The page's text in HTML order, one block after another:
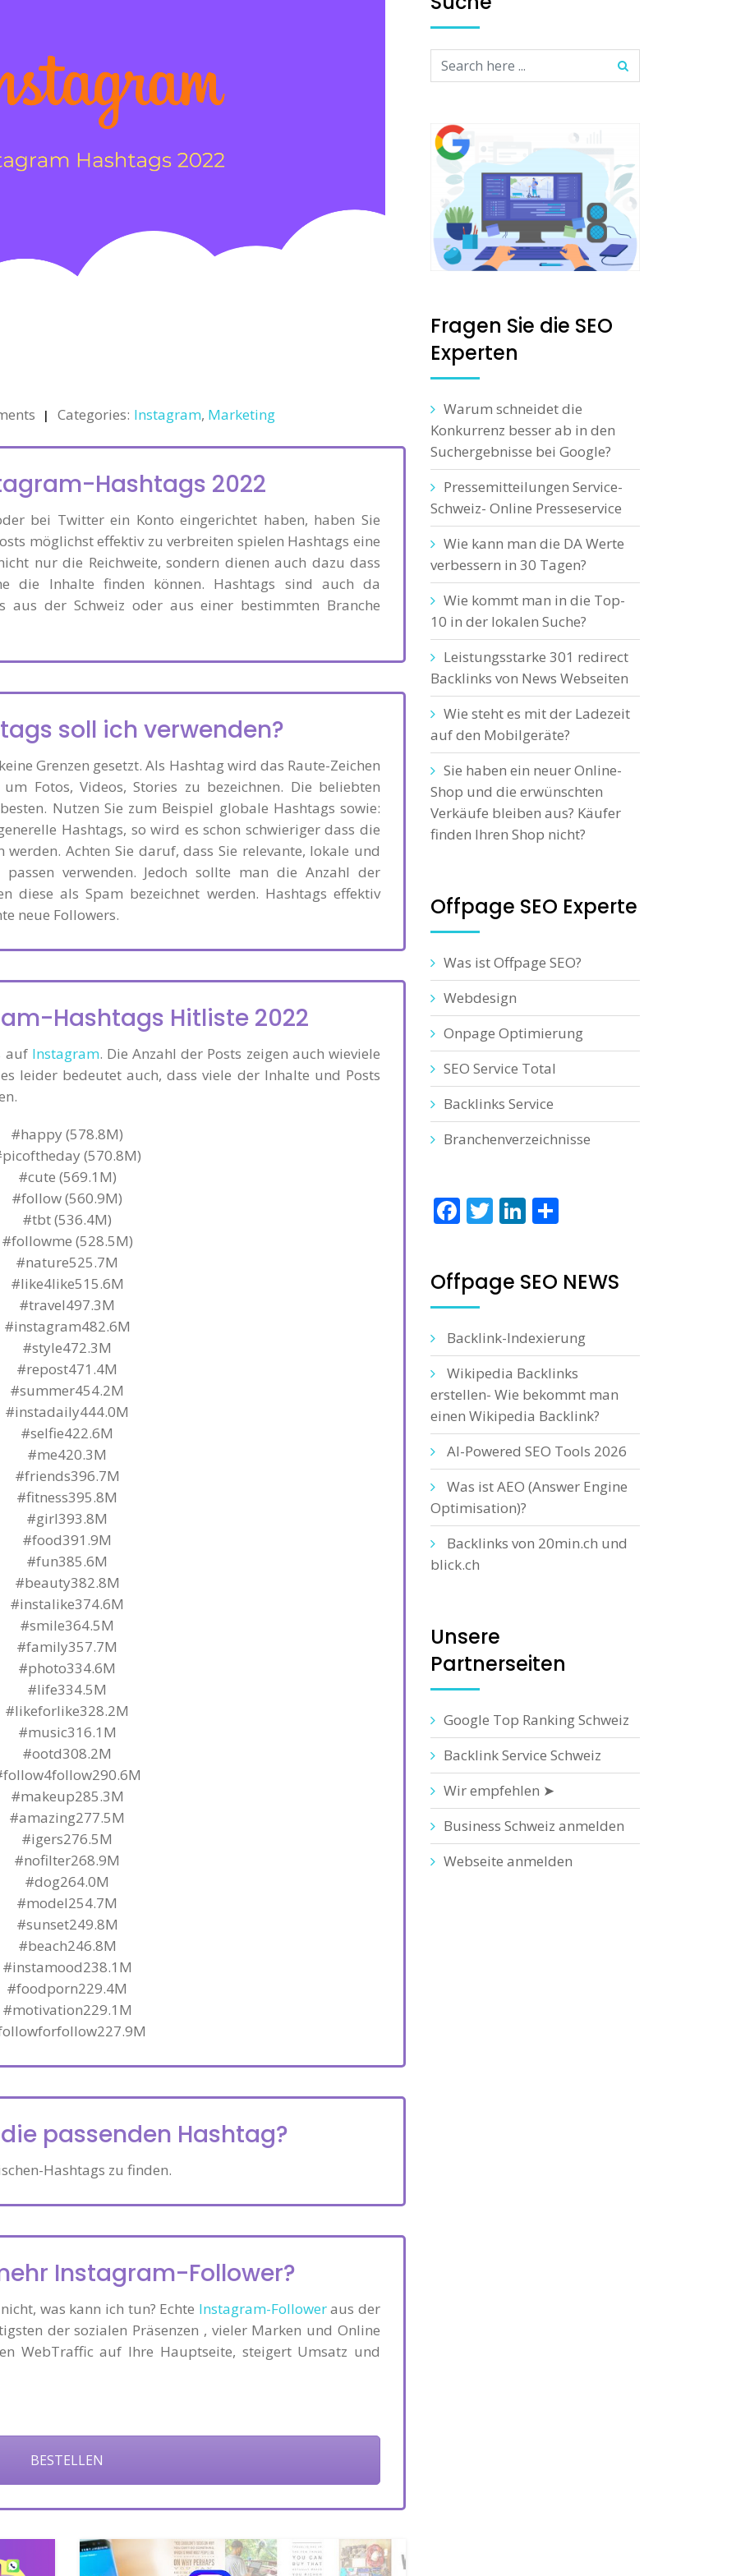
Categories: Instagram, Marketing
Hashtags 2022
bei Twitter ein Konto eingerichtet haben, haben Sie
möglichst effektiv zu verbreiten spielen Hashtags eine
nur die Reichweite, sondern dienen auch dazu dass
die Inhalte finden können. Hashtags sind auch da
aus der Schweiz oder aus einer bestimmten Branche
soll ich verwenden?
Grenzen gesetzt. Als Hashtag wird das Raute-Zeichen
Fotos, Videos, Stories zu bezeichnen. Die beliebten
Nutzen Sie zum Beispiel globale Hashtags sowie:
Hashtags, so wird es schon schwieriger dass die
Achten Sie daruf, dass Sie relevante, lokale und
verwenden. Jedoch sollte man die Anzahl der
diese als Spam bezeichnet werden. Hashtags effektiv
neue Followers.
Hashtags Hitliste 2022
auf Instagram. Die Anzahl der Posts zeigen auch wieviele
leider bedeutet auch, dass viele der Inhalte und Posts
#happy (578.8M)
(570.8M)
#cute (569.1M)
#follow (560.9M)
#tbt (536.4M)
#followme (528.5M)
#nature525.7M
#like4like515.6M
#travel497.3M
#instagram482.6M
#style472.3M
#repost471.4M
#summer454.2M
#instadaily444.0M
#selfie422.6M
#me420.3M
#friends396.7M
#fitness395.8M
#girl393.8M
#food391.9M
#fun385.6M
#beauty382.8M
#instalike374.6M
#smile364.5M
#family357.7M
#photo334.6M
#life334.5M
#likeforlike328.2M
#music316.1M
#ootd308.2M
#makeup285.3M
#amazing277.5M
#igers276.5M
#nofilter268.9M
#dog264.0M
#model254.7M
#sunset249.8M
#beach246.8M
#instamood238.1M
#foodporn229.4M
#motivation229.1M
passenden Hashtag?
Hashtags zu finden.
Instagram-Follower?
was kann ich tun? Echte Instagram-Followeraus der
der sozialen Präsenzen , vieler Marken und Online
WebTraffic auf Ihre Hauptseite, steigert Umsatz und
BESTELLEN
Fragen Sie die SEO
Experten
Warum schneidet die
Konkurrenz besser ab in den
Suchergebnisse bei Google?
Pressemitteilungen Service-
Schweiz- Online Presseservice
Wie kann man die DA Werte
verbessern in 30 Tagen?
Wie kommt man in die Top-
10 in der lokalen Suche?
Leistungsstarke 301 redirect
Backlinks von News Webseiten
Wie steht es mit der Ladezeit
auf den Mobilgeräte?
Sie haben ein neuer Online-
Shop und die erwünschten
Verkäufe bleiben aus? Käufer
finden Ihren Shop nicht?
Offpage SEO Experte
Was ist Offpage SEO?
Webdesign
Onpage Optimierung
SEO Service Total
Backlinks Service
Branchenverzeichnisse
Facebook
TwitterLinkedIn
Offpage SEO NEWS
Backlink-Indexierung
Wikipedia Backlinks
erstellen- Wie bekommt man
einen Wikipedia Backlink?
AI-Powered SEO Tools 2026
Was ist AEO (Answer Engine
Optimisation)?
Backlinks von 20min.ch und
blick.ch
Unsere
Partnerseiten
Google Top Ranking Schweiz
Backlink Service Schweiz
Wir empfehlen ➤
Business Schweiz anmelden
Webseite anmelden